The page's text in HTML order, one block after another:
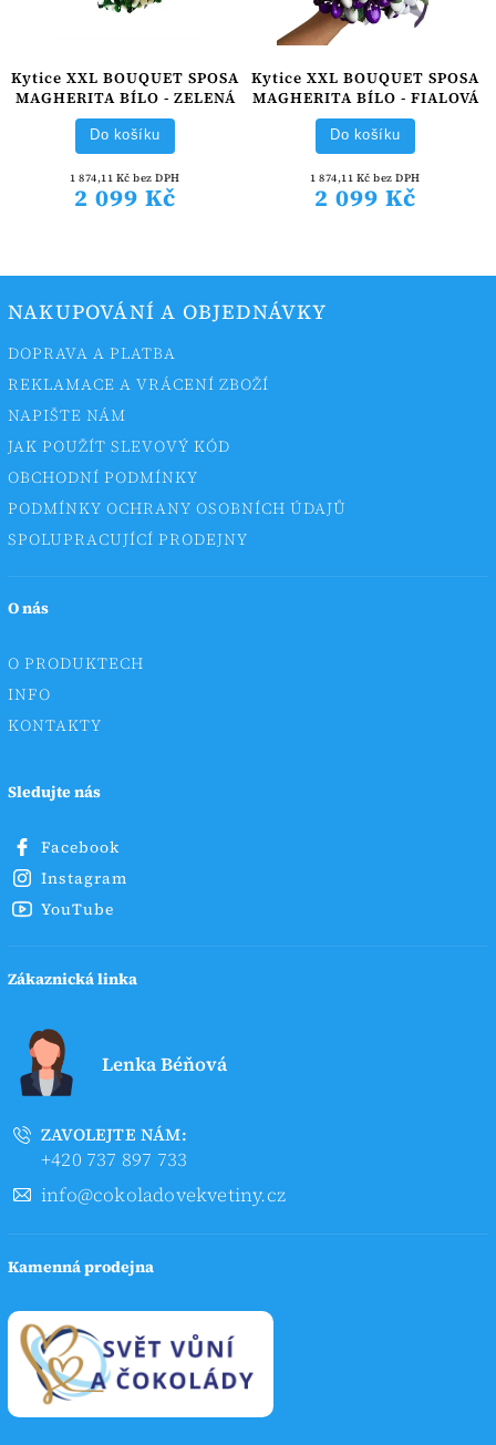
Kytice XXL BOUQUET SPOSA
MAGHERITA BÍLO - ZELENÁ
1 874,11 Kč bez DPH
2 099 Kč
Do košíku
Kytice XXL BOUQUET SPOSA
MAGHERITA BÍLO - FIALOVÁ
1 874,11 Kč bez DPH
2 099 Kč
Do košíku
NAKUPOVÁNÍ A OBJEDNÁVKY
DOPRAVA A PLATBA
REKLAMACE A VRÁCENÍ ZBOŽÍ
NAPIŠTE NÁM
JAK POUŽÍT SLEVOVÝ KÓD
OBCHODNÍ PODMÍNKY
PODMÍNKY OCHRANY OSOBNÍCH ÚDAJŮ
SPOLUPRACUJÍCÍ PRODEJNY
O nás
O PRODUKTECH
INFO
KONTAKTY
Sledujte nás
Facebook
Instagram
YouTube
Zákaznická linka
Lenka Béňová
ZAVOLEJTE NÁM:
+420 737 897 733
info@cokoladovekvetiny.cz
Kamenná prodejna